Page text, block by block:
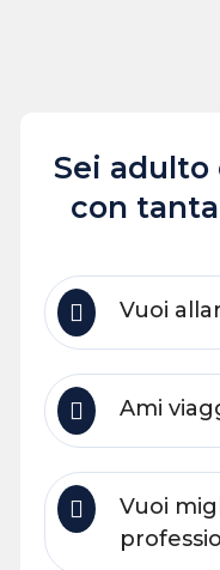
Sei adulto
con
Vuoi
Ami
Vuoi